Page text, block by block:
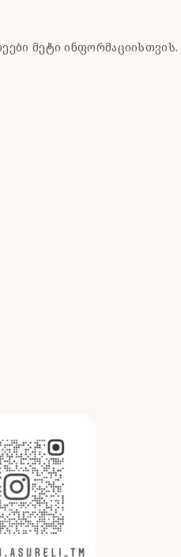
მეტი ინფორმაციისთვის.